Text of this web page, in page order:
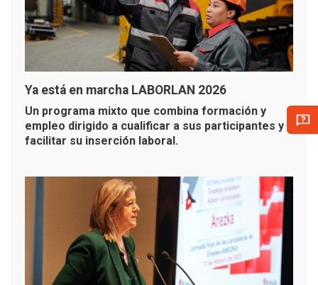
Ya está en marcha LABORLAN 2026
Un programa mixto que combina formación y
empleo dirigido a cualificar a sus participantes y
facilitar su inserción laboral.